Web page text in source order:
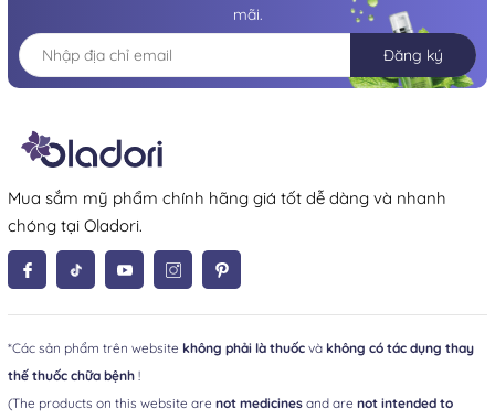
mãi.
Đăng ký
Mua sắm mỹ phẩm chính hãng giá tốt dễ dàng và nhanh
chóng tại Oladori.
*Các sản phẩm trên website không phải là thuốc và không có tác dụng thay
thế thuốc chữa bệnh !
(The products on this website are not medicines and are not intended to